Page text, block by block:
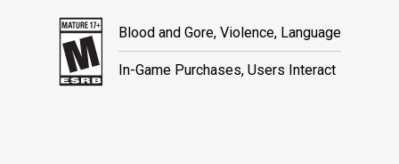
Blood and Gore, Violence, Language
In-Game Purchases, Users Interact